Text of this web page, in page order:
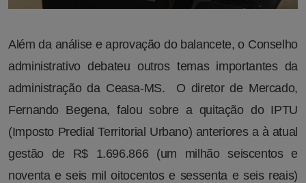
Além da análise e aprovação do balancete, o Conselho
administrativo debateu outros temas importantes da
administração da Ceasa-MS. O diretor de Mercado,
Fernando Begena, falou sobre a quitação do IPTU
(Imposto Predial Territorial Urbano) anteriores a à atual
gestão de R$ 1.696.866 (um milhão seiscentos e
noventa e seis mil oitocentos e sessenta e seis reais)